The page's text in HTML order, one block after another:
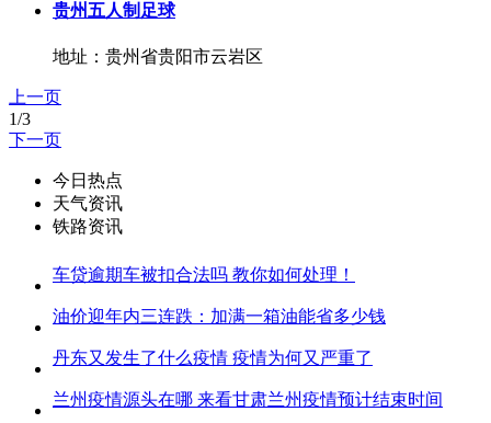
贵州五人制足球
地址：贵州省贵阳市云岩区
上一页
1/3
下一页
今日热点
天气资讯
铁路资讯
车贷逾期车被扣合法吗 教你如何处理！
油价迎年内三连跌：加满一箱油能省多少钱
丹东又发生了什么疫情 疫情为何又严重了
兰州疫情源头在哪 来看甘肃兰州疫情预计结束时间